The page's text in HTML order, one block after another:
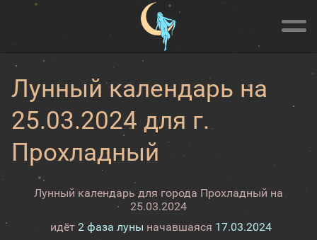
Лунный календарь на
25.03.2024 для г.
Прохладный
Лунный календарь для города Прохладный на
25.03.2024
идёт 2 фаза луны начавшаяся 17.03.2024